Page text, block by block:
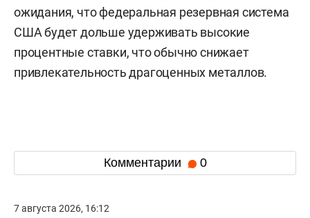
ожидания, что федеральная резервная система
США будет дольше удерживать высокие
процентные ставки, что обычно снижает
привлекательность драгоценных металлов.
Комментарии 0
7 августа 2026, 16:12